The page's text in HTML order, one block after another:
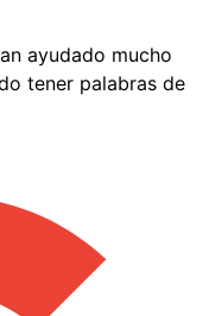
ayudado mucho
tener palabras de